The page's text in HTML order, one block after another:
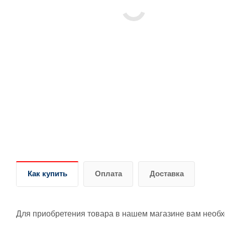
Как купить Оплата Доставка
Для приобретения товара в нашем магазине вам